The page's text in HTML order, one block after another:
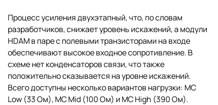
Процесс усиления двухэтапный, что, по словам
разработчиков, снижает уровень искажений, а модули
HDAM в паре с полевыми транзисторами на входе
обеспечивают высокое входное сопротивление. В
схеме нет конденсаторов связи, что также
положительно сказывается на уровне искажений.
Всего доступны несколько вариантов нагрузки: MC
Low (33 Ом), MC Mid (100 Ом) и MC High (390 Ом).